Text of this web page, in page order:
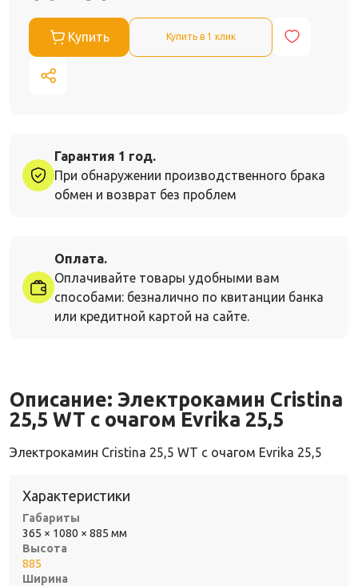
Купить Купить в 1 клик
Гарантия 1 год.
При обнаружении производственного брака
обмен и возврат без проблем
Оплата.
Оплачивайте товары удобными вам
способами: безналично по квитанции банка
или кредитной картой на сайте.
Описание: Электрокамин Cristina
25,5 WT с очагом Evrika 25,5
Электрокамин Cristina 25,5 WT с очагом Evrika 25,5
Характеристики
Габариты
365 × 1080 × 885 мм
Высота
885
Ширина